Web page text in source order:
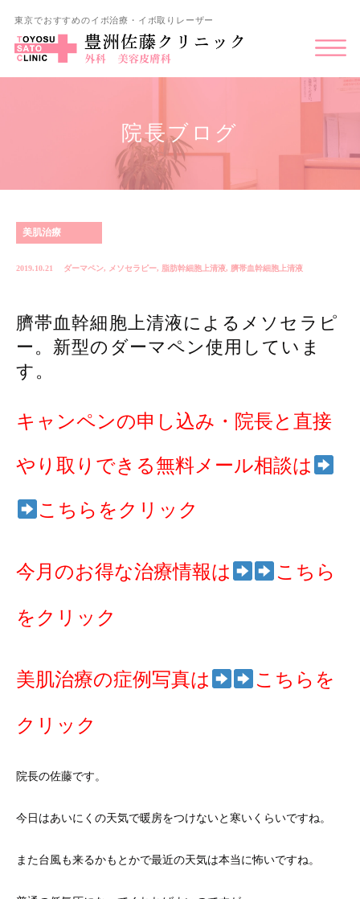
東京でおすすめのイボ治療・イボ取りレーザー
院長ブログ
美肌治療
2019.10.21 ダーマペン, メソセラピー, 脂肪幹細胞上清液, 臍帯血幹細胞上清液
臍帯血幹細胞上清液によるメソセラピ
ー。新型のダーマペン使用していま
す。
キャンペンの申し込み・院長と直接
やり取りできる無料メール相談は
こちらをクリック
今月のお得な治療情報は こちら
をクリック
美肌治療の症例写真は こちらを
クリック
院長の佐藤です。
今日はあいにくの天気で暖房をつけないと寒いくらいですね。
また台風も来るかもとかで最近の天気は本当に怖いですね。